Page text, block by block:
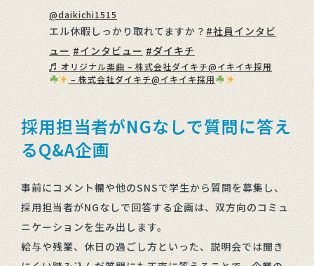
@daikichi1515
エル休暇しっかり取れてますか？ #社員インタビ
ュー #インタビュー #ダイキチ
♬ オリジナル楽曲 – 株式会社ダイキチ@イキイキ採用
– 株式会社ダイキチ@イキイキ採用
採用担当者がNGなしで質問に答え
るQ&A企画
事前にコメント欄や他のSNSで学生から質問を募集し、
採用担当者がNGなしで回答する企画は、双方向のコミュ
ニケーションを生み出します。
給与や残業、休日の過ごし方といった、説明会では聞き